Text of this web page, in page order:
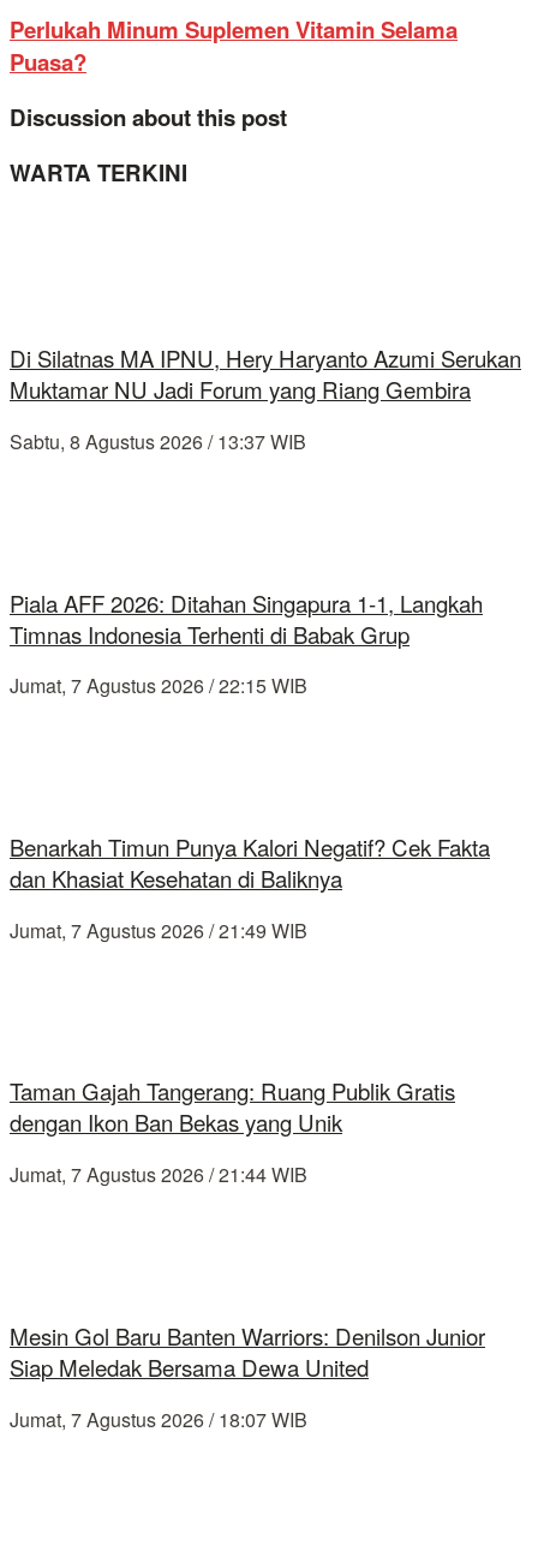
Perlukah Minum Suplemen Vitamin Selama
Puasa?
Discussion about this post
WARTA TERKINI
Di Silatnas MA IPNU, Hery Haryanto Azumi Serukan
Muktamar NU Jadi Forum yang Riang Gembira
Sabtu, 8 Agustus 2026 / 13:37 WIB
Piala AFF 2026: Ditahan Singapura 1-1, Langkah
Timnas Indonesia Terhenti di Babak Grup
Jumat, 7 Agustus 2026 / 22:15 WIB
Benarkah Timun Punya Kalori Negatif? Cek Fakta
dan Khasiat Kesehatan di Baliknya
Jumat, 7 Agustus 2026 / 21:49 WIB
Taman Gajah Tangerang: Ruang Publik Gratis
dengan Ikon Ban Bekas yang Unik
Jumat, 7 Agustus 2026 / 21:44 WIB
Mesin Gol Baru Banten Warriors: Denilson Junior
Siap Meledak Bersama Dewa United
Jumat, 7 Agustus 2026 / 18:07 WIB